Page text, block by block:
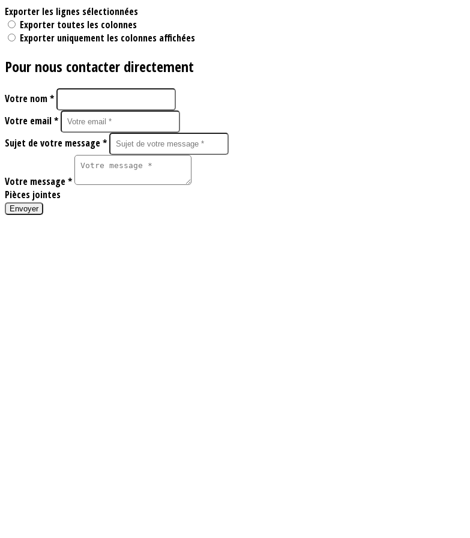
Exporter les lignes sélectionnées
Exporter toutes les colonnes
Exporter uniquement les colonnes affichées
Pour nous contacter directement
Votre nom *
Votre email *
Sujet de votre message *
Votre message *
Pièces jointes
Envoyer